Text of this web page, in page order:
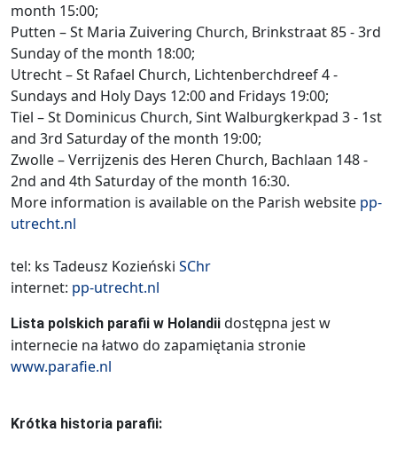
month 15:00;
Putten – St Maria Zuivering Church, Brinkstraat 85 - 3rd
Sunday of the month 18:00;
Utrecht – St Rafael Church, Lichtenberchdreef 4 -
Sundays and Holy Days 12:00 and Fridays 19:00;
Tiel – St Dominicus Church, Sint Walburgkerkpad 3 - 1st
and 3rd Saturday of the month 19:00;
Zwolle – Verrijzenis des Heren Church, Bachlaan 148 -
2nd and 4th Saturday of the month 16:30.
More information is available on the Parish website pp-
utrecht.nl
tel: ks Tadeusz Kozieński SChr
internet: pp-utrecht.nl
Lista polskich parafii w Holandii dostępna jest w
internecie na łatwo do zapamiętania stronie
www.parafie.nl
Krótka historia parafii: